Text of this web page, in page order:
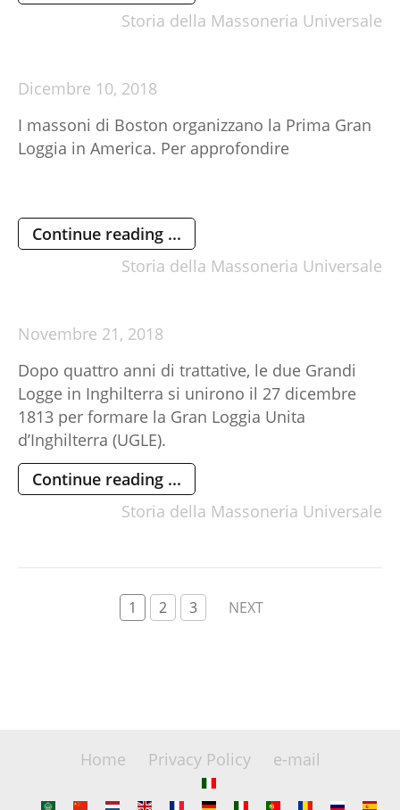
Storia della Massoneria Universale
Dicembre 10, 2018
I massoni di Boston organizzano la Prima Gran
Loggia in America. Per approfondire
Continue reading ...
Storia della Massoneria Universale
Novembre 21, 2018
Dopo quattro anni di trattative, le due Grandi
Logge in Inghilterra si unirono il 27 dicembre
1813 per formare la Gran Loggia Unita
d’Inghilterra (UGLE).
Continue reading ...
Storia della Massoneria Universale
1 2 3 NEXT
Home Privacy Policy e-mail